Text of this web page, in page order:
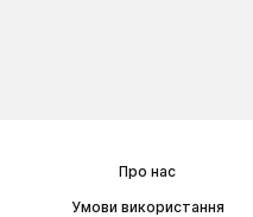
Про нас
Умови використання